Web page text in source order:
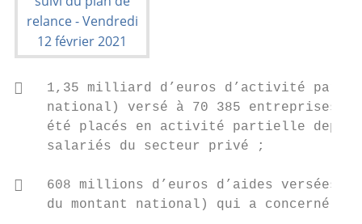
   1,35 milliard d’euros d’activité
national) versé à 70 385 entreprises.
été placés en activité partielle
    salariés du secteur privé ;
   608 millions d’euros d’aides
du montant national) qui a concerné